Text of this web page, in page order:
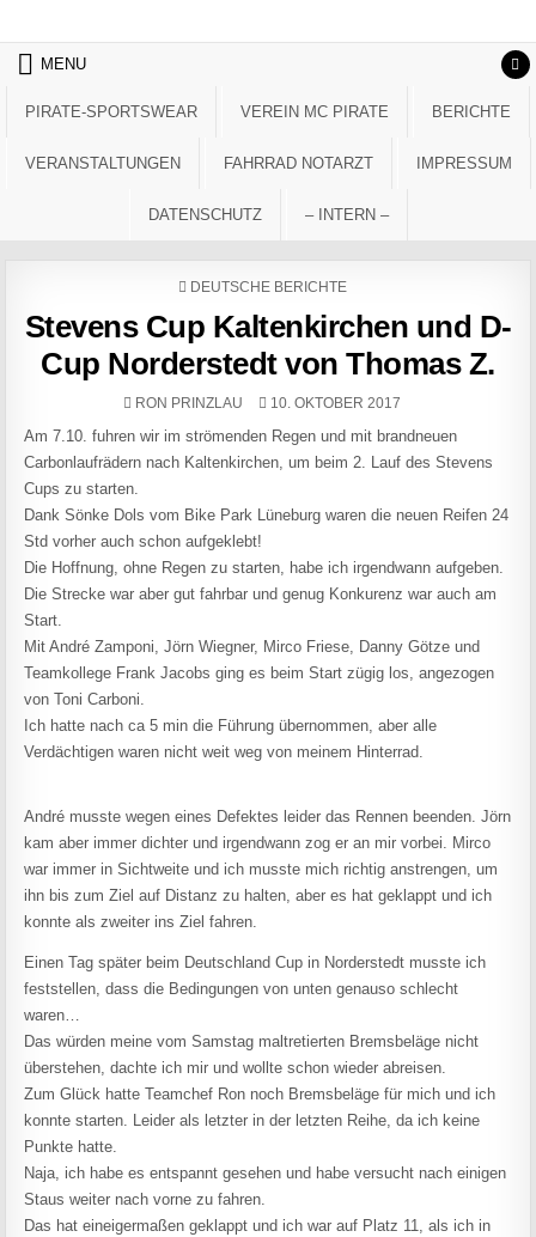
MENU
PIRATE-SPORTSWEAR VEREIN MC PIRATE BERICHTE
VERANSTALTUNGEN FAHRRAD NOTARZT IMPRESSUM
DATENSCHUTZ – INTERN –
POSTED IN
DEUTSCHE BERICHTE
Stevens Cup Kaltenkirchen und D-
Cup Norderstedt von Thomas Z.
AUTHOR:
RON PRINZLAU PUBLISHED DATE:
10. OKTOBER 2017
Am 7.10. fuhren wir im strömenden Regen und mit brandneuen
Carbonlaufrädern nach Kaltenkirchen, um beim 2. Lauf des Stevens
Cups zu starten.
Dank Sönke Dols vom Bike Park Lüneburg waren die neuen Reifen 24
Std vorher auch schon aufgeklebt!
Die Hoffnung, ohne Regen zu starten, habe ich irgendwann aufgeben.
Die Strecke war aber gut fahrbar und genug Konkurenz war auch am
Start.
Mit André Zamponi, Jörn Wiegner, Mirco Friese, Danny Götze und
Teamkollege Frank Jacobs ging es beim Start zügig los, angezogen
von Toni Carboni.
Ich hatte nach ca 5 min die Führung übernommen, aber alle
Verdächtigen waren nicht weit weg von meinem Hinterrad.
André musste wegen eines Defektes leider das Rennen beenden. Jörn
kam aber immer dichter und irgendwann zog er an mir vorbei. Mirco
war immer in Sichtweite und ich musste mich richtig anstrengen, um
ihn bis zum Ziel auf Distanz zu halten, aber es hat geklappt und ich
konnte als zweiter ins Ziel fahren.
Einen Tag später beim Deutschland Cup in Norderstedt musste ich
feststellen, dass die Bedingungen von unten genauso schlecht
waren…
Das würden meine vom Samstag maltretierten Bremsbeläge nicht
überstehen, dachte ich mir und wollte schon wieder abreisen.
Zum Glück hatte Teamchef Ron noch Bremsbeläge für mich und ich
konnte starten. Leider als letzter in der letzten Reihe, da ich keine
Punkte hatte.
Naja, ich habe es entspannt gesehen und habe versucht nach einigen
Staus weiter nach vorne zu fahren.
Das hat eineigermaßen geklappt und ich war auf Platz 11, als ich in